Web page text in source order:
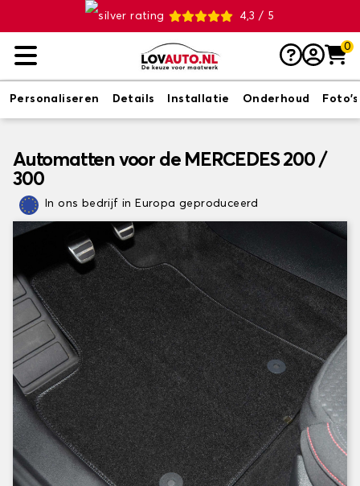
4,3 / 5
0
Personaliseren Details Installatie Onderhoud Foto's
Automatten voor de MERCEDES 200 /
300
In ons bedrijf in Europa geproduceerd